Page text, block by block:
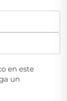
en este
un